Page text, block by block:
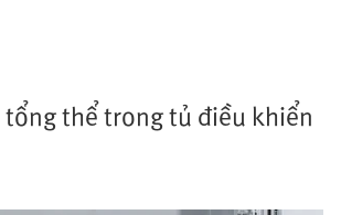
tổng thể trong tủ điều khiển